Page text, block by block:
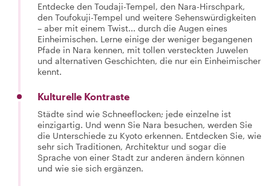
Entdecke den Toudaji-Tempel, den Nara-Hirschpark,
den Toufokuji-Tempel und weitere Sehenswürdigkeiten
– aber mit einem Twist... durch die Augen eines
Einheimischen. Lerne einige der weniger begangenen
Pfade in Nara kennen, mit tollen versteckten Juwelen
und alternativen Geschichten, die nur ein Einheimischer
kennt.
Kulturelle Kontraste
Städte sind wie Schneeflocken; jede einzelne ist
einzigartig. Und wenn Sie Nara besuchen, werden Sie
die Unterschiede zu Kyoto erkennen. Entdecken Sie, wie
sehr sich Traditionen, Architektur und sogar die
Sprache von einer Stadt zur anderen ändern können
und wie sie sich ergänzen.